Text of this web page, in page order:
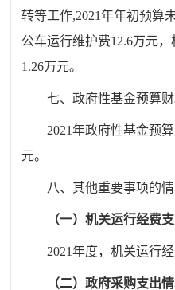
转等工作,2021年年初预算
公车运行维护费12.6万元，
1.26万元。
七、政府性基金预算
2021年政府性基金预
元。
八、其他重要事项的
（一）机关运行经费
2021年度，机关运行
（二）政府采购支出